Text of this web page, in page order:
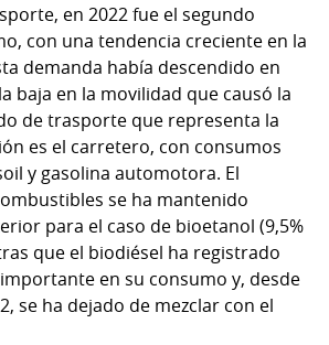
en 2022 fue el segundo
con una tendencia creciente en la
demanda había descendido en
baja en la movilidad que causó la
de trasporte que representa la
es el carretero, con consumos
y gasolina automotora. El
se ha mantenido
para el caso de bioetanol (9,5%
que el biodiésel ha registrado
en su consumo y, desde
se ha dejado de mezclar con el